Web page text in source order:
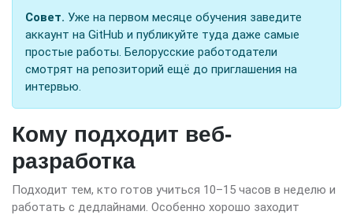
Совет. Уже на первом месяце обучения заведите
аккаунт на GitHub и публикуйте туда даже самые
простые работы. Белорусские работодатели
смотрят на репозиторий ещё до приглашения на
интервью.
Кому подходит веб-
разработка
Подходит тем, кто готов учиться 10–15 часов в неделю и
работать с дедлайнами. Особенно хорошо заходит